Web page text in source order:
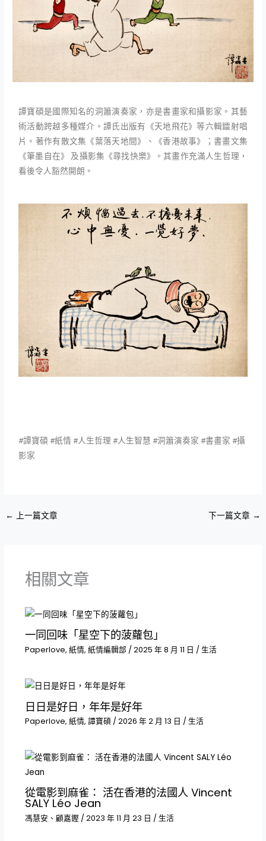
譚寶碩是國際知名的洞簫演奏家，亦是書畫家和攝影家。其藝
術活動跨越多種媒介。譚氏出版有《天地飛花》等六輯鐳射唱
片。著作有散文集《葉落天地間》、《香港故事》；書畫文集
《筆墨自在》 及攝影集《尋找快樂》。其畫作充滿人生哲理，
看後令人豁然開朗。
#譚寶碩 #紙情 #人生哲理 #人生智慧 #洞簫演奏家 #書畫家 #攝
影家
← 上一篇文章 下一篇文章 →
相關文章
一同回味「星空下的菠蘿包」
Paperlove, 紙情, 紙情編輯部 / 2025 年 8 月 11 日 / 生活
日日是好日，年年是好年
Paperlove, 紙情, 譚寶碩 / 2026 年 2 月 13 日 / 生活
從電影到麻雀： 活在香港的法國人 Vincent
SALY Léo Jean
馮慧安、顧嘉鏗 / 2023 年 11 月 23 日 / 生活